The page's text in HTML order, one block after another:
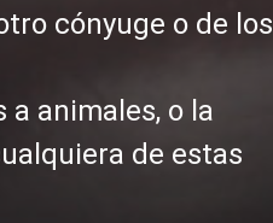
cónyuge o de los
animales, o la
de estas